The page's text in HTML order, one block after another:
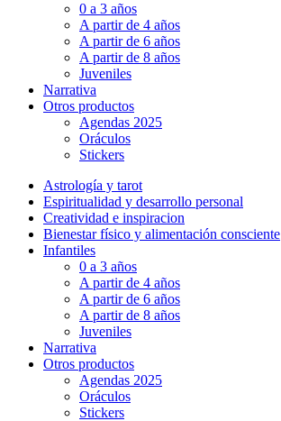
0 a 3 años
A partir de 4 años
A partir de 6 años
A partir de 8 años
Juveniles
Narrativa
Otros productos
Agendas 2025
Oráculos
Stickers
Astrología y tarot
Espiritualidad y desarrollo personal
Creatividad e inspiracion
Bienestar físico y alimentación consciente
Infantiles
0 a 3 años
A partir de 4 años
A partir de 6 años
A partir de 8 años
Juveniles
Narrativa
Otros productos
Agendas 2025
Oráculos
Stickers